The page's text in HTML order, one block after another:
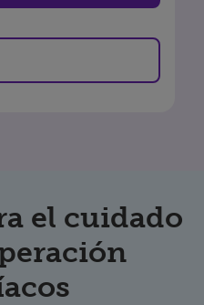
el cuidado